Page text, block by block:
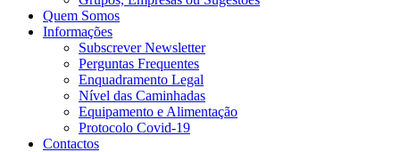
Quem Somos
Informações
Subscrever Newsletter
Perguntas Frequentes
Enquadramento Legal
Nível das Caminhadas
Equipamento e Alimentação
Protocolo Covid-19
Contactos